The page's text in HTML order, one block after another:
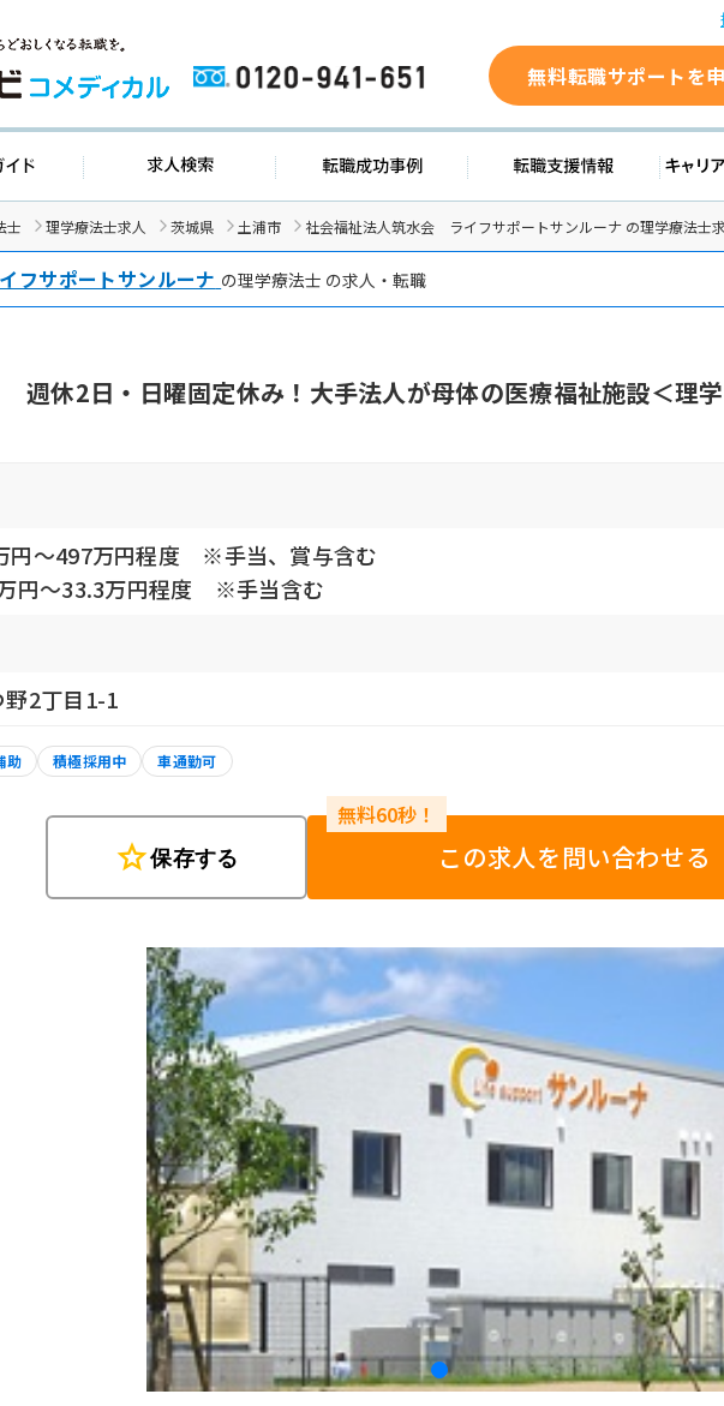
0120-941-651 無料転職サポートを
ご利用ガイド 求人検索 転職成功事例 転職支援情報
士 理学療法士求人 茨城県 土浦市 社会福祉法人筑水会 ライフサポートサンルーナ の理学療法士
フサポートサンルーナ の理学療法士 の求人・転職
週休2日・日曜固定休み！大手法人が母体の医療福祉施設＜理
円〜497万円程度 ※手当、賞与含む
万円〜33.3万円程度 ※手当含む
野2丁目1-1
助 積極採用中 車通勤可
star保存する この求人を問い合わせる